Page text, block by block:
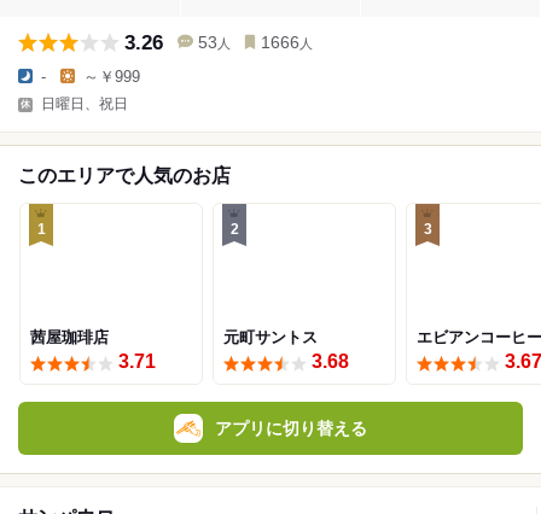
3.26 53 人 1666 人
- ～￥999
日曜日、祝日
このエリアで人気のお店
1
茜屋珈琲店
3.71
2
元町サントス
3.68
3
エビアンコーヒー
3.67
アプリに切り替える